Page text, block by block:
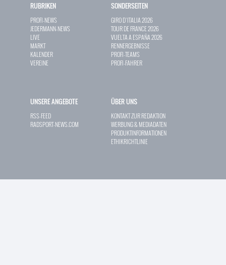
RUBRIKEN
PROFI-NEWS
JEDERMANN-NEWS
LIVE
MARKT
KALENDER
VEREINE
SONDERSEITEN
GIRO D`ITALIA 2026
TOUR DE FRANCE 2026
VUELTA A ESPAÑA 2026
RENNERGEBNISSE
PROFI-TEAMS
PROFI-FAHRER
UNSERE ANGEBOTE
RSS-FEED
RADSPORT-NEWS.COM
ÜBER UNS
KONTAKT ZUR REDAKTION
WERBUNG & MEDIADATEN
PRODUKTINFORMATIONEN
ETHIKRICHTLINIE